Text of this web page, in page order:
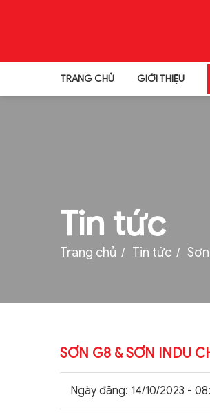
TRANG CHỦ GIỚI THIỆU
Trang chủ Tin tức
Tin tức
SƠN G8 & SƠN INDU
Ngày đăng: 14/10/2023 -